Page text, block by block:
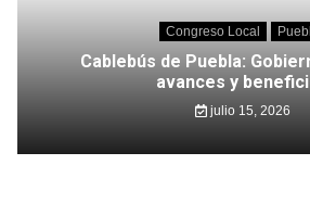
Congreso Local
Cablebús de Puebla:
avances y
julio 15, 2026